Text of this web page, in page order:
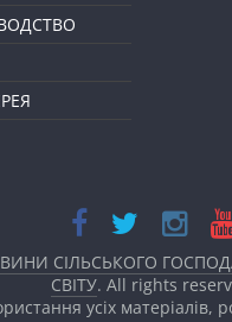
СІЛЬСЬКОГО
СВІТУ. All rights
усіх матеріалів,